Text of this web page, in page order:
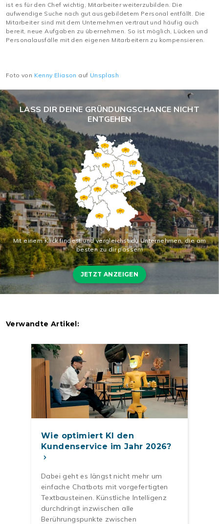
ist es für den Chef wichtig, Mitarbeiter weiterzubilden. Die
aufwendige Suche nach gut ausgebildetem Personal entfällt. Die
Mitarbeiter sind mit dem Unternehmen vertraut und häufig auch
bereit, neue Aufgaben zu übernehmen. So ist möglich, Lücken und
Personalausfälle mit den eigenen Mitarbeitern zu kompensieren.
Foto von Kenny Eliason auf Unsplash
LASS DIR DEINE GRÜNDUNGSCHANCE NICHT
ENTGEHEN
Mit einem Klick findest und vergleichst du Unternehmen, die am
besten zu dir passen!
JETZT ANZEIGEN
Verwandte Artikel:
Wie optimiert KI den
Kundenservice im Jahr 2026?
Dabei geht es längst nicht mehr um
einfache Chatbots mit vorgefertigten
Textbausteinen. Künstliche Intelligenz
durchdringt inzwischen alle
Berührungspunkte zwischen